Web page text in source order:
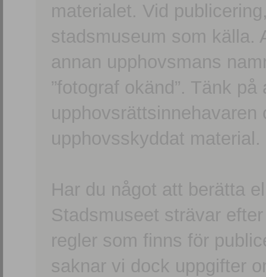
materialet. Vid
stadsmuseum som källa.
annan upphovsmans
”fotograf okänd”. Tänk
upphovsskyddat material.
Har du något att berätta
Stadsmuseet strävar
regler som finns för
saknar vi dock uppgifter